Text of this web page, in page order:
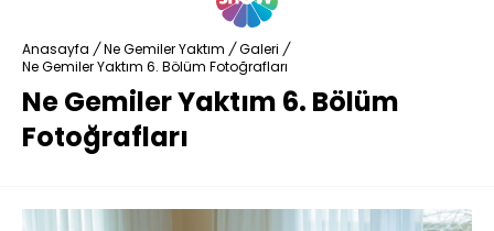
Anasayfa / Ne Gemiler Yaktım / Galeri /
Ne Gemiler Yaktım 6. Bölüm Fotoğrafları
Ne Gemiler Yaktım 6. Bölüm
Fotoğrafları